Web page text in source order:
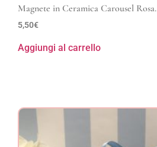
Magnete in Ceramica Carousel Rosa.
5,50€
Aggiungi al carrello